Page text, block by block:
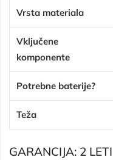
Vrsta materiala
Vključene
komponente
Potrebne baterije?
Teža
GARANCIJA: 2 LETI